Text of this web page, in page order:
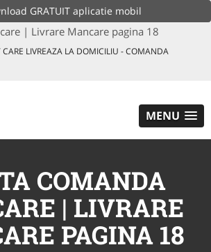
GRATUIT aplicatie mobil
| Livrare Mancare pagina 18
LIVREAZA LA DOMICILIU - COMANDA
MENU
COMANDA
| LIVRARE
PAGINA 18